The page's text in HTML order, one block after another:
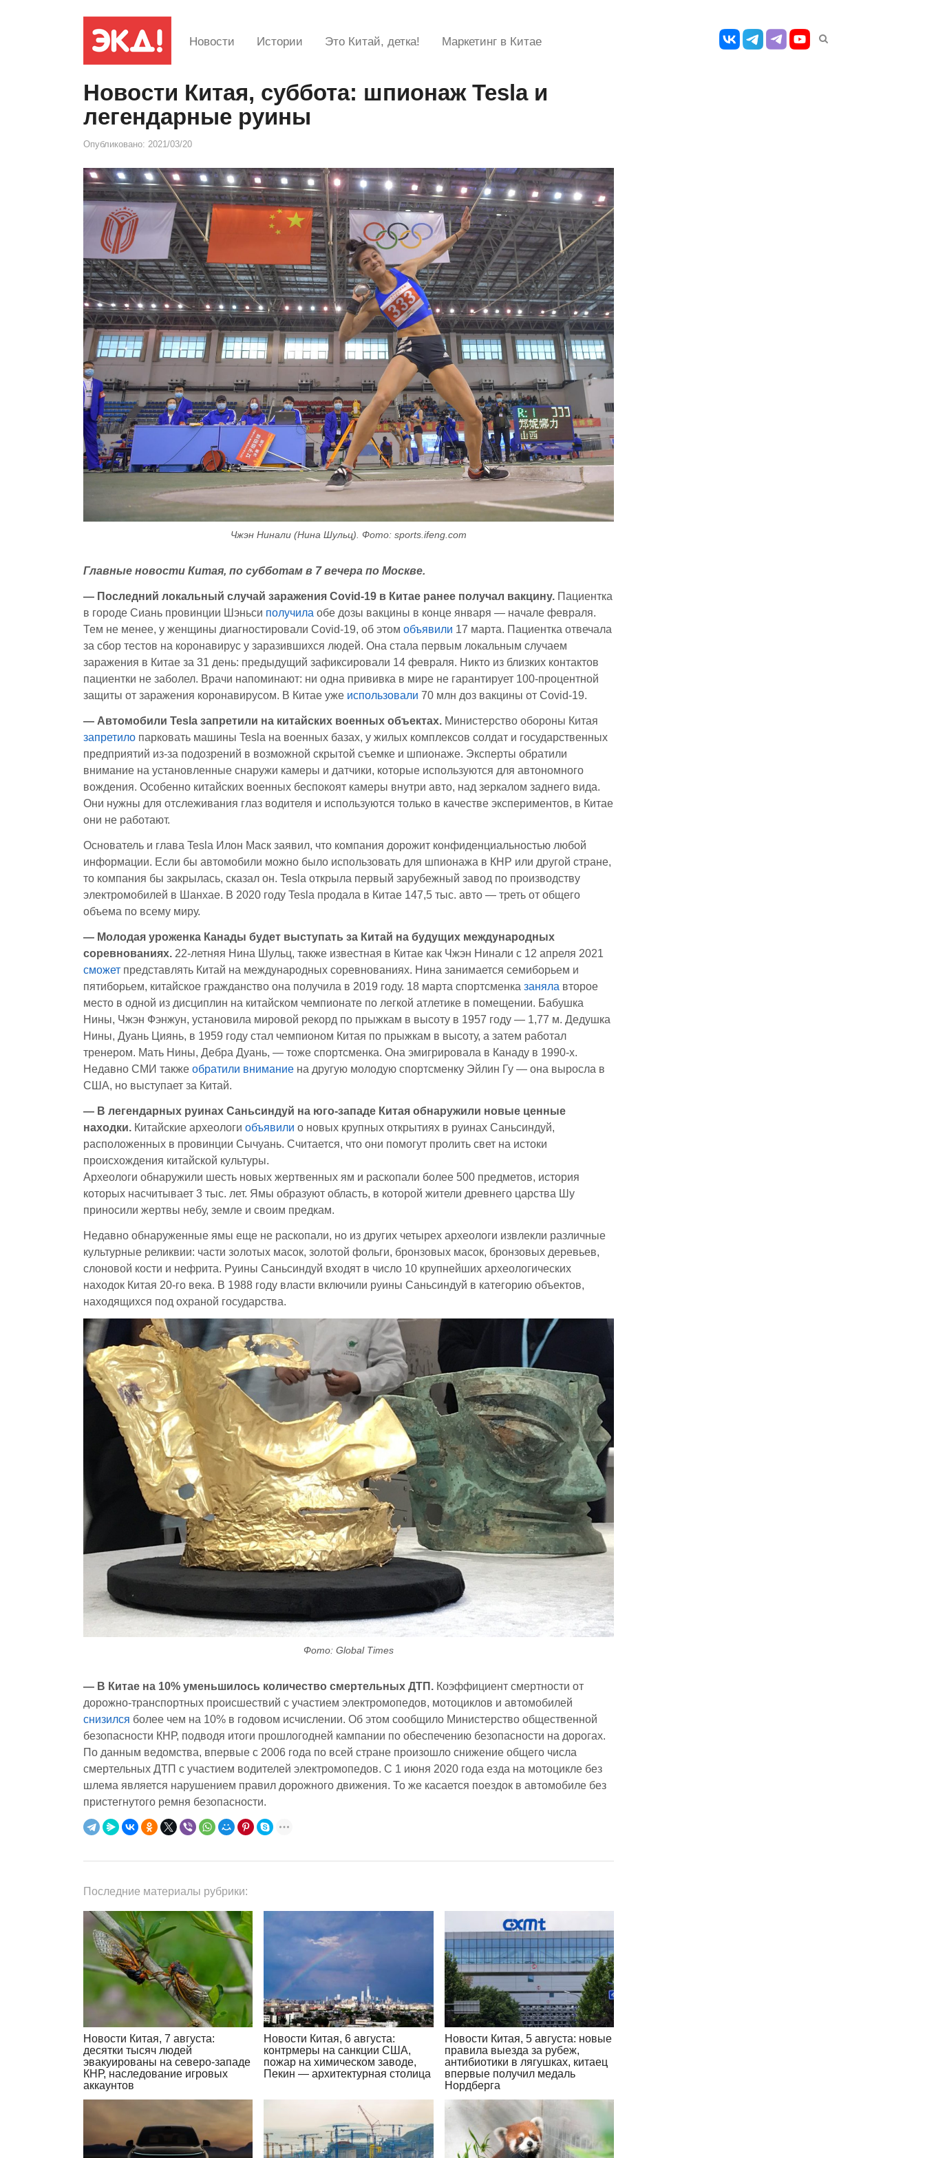
Новости Истории Это Китай, детка! Маркетинг в Китае
Новости Китая, суббота: шпионаж Tesla и
легендарные руины
Опубликовано: 2021/03/20
Чжэн Нинали (Нина Шульц). Фото: sports.ifeng.com
Главные новости Китая, по субботам в 7 вечера по Москве.
— Последний локальный случай заражения Covid-19 в Китае ранее получал вакцину. Пациентка
в городе Сиань провинции Шэньси получила обе дозы вакцины в конце января — начале февраля.
Тем не менее, у женщины диагностировали Covid-19, об этом объявили 17 марта. Пациентка отвечала
за сбор тестов на коронавирус у заразившихся людей. Она стала первым локальным случаем
заражения в Китае за 31 день: предыдущий зафиксировали 14 февраля. Никто из близких контактов
пациентки не заболел. Врачи напоминают: ни одна прививка в мире не гарантирует 100-процентной
защиты от заражения коронавирусом. В Китае уже использовали 70 млн доз вакцины от Covid-19.
— Автомобили Tesla запретили на китайских военных объектах. Министерство обороны Китая
запретило парковать машины Tesla на военных базах, у жилых комплексов солдат и государственных
предприятий из-за подозрений в возможной скрытой съемке и шпионаже. Эксперты обратили
внимание на установленные снаружи камеры и датчики, которые используются для автономного
вождения. Особенно китайских военных беспокоят камеры внутри авто, над зеркалом заднего вида.
Они нужны для отслеживания глаз водителя и используются только в качестве экспериментов, в Китае
они не работают.
Основатель и глава Tesla Илон Маск заявил, что компания дорожит конфиденциальностью любой
информации. Если бы автомобили можно было использовать для шпионажа в КНР или другой стране,
то компания бы закрылась, сказал он. Tesla открыла первый зарубежный завод по производству
электромобилей в Шанхае. В 2020 году Tesla продала в Китае 147,5 тыс. авто — треть от общего
объема по всему миру.
— Молодая уроженка Канады будет выступать за Китай на будущих международных
соревнованиях. 22-летняя Нина Шульц, также известная в Китае как Чжэн Нинали с 12 апреля 2021
сможет представлять Китай на международных соревнованиях. Нина занимается семиборьем и
пятиборьем, китайское гражданство она получила в 2019 году. 18 марта спортсменка заняла второе
место в одной из дисциплин на китайском чемпионате по легкой атлетике в помещении. Бабушка
Нины, Чжэн Фэнжун, установила мировой рекорд по прыжкам в высоту в 1957 году — 1,77 м. Дедушка
Нины, Дуань Циянь, в 1959 году стал чемпионом Китая по прыжкам в высоту, а затем работал
тренером. Мать Нины, Дебра Дуань, — тоже спортсменка. Она эмигрировала в Канаду в 1990-х.
Недавно СМИ также обратили внимание на другую молодую спортсменку Эйлин Гу — она выросла в
США, но выступает за Китай.
— В легендарных руинах Саньсиндуй на юго-западе Китая обнаружили новые ценные
находки. Китайские археологи объявили о новых крупных открытиях в руинах Саньсиндуй,
расположенных в провинции Сычуань. Считается, что они помогут пролить свет на истоки
происхождения китайской культуры.
Археологи обнаружили шесть новых жертвенных ям и раскопали более 500 предметов, история
которых насчитывает 3 тыс. лет. Ямы образуют область, в которой жители древнего царства Шу
приносили жертвы небу, земле и своим предкам.
Недавно обнаруженные ямы еще не раскопали, но из других четырех археологи извлекли различные
культурные реликвии: части золотых масок, золотой фольги, бронзовых масок, бронзовых деревьев,
слоновой кости и нефрита. Руины Саньсиндуй входят в число 10 крупнейших археологических
находок Китая 20-го века. В 1988 году власти включили руины Саньсиндуй в категорию объектов,
находящихся под охраной государства.
Фото: Global Times
— В Китае на 10% уменьшилось количество смертельных ДТП. Коэффициент смертности от
дорожно-транспортных происшествий с участием электромопедов, мотоциклов и автомобилей
снизился более чем на 10% в годовом исчислении. Об этом сообщило Министерство общественной
безопасности КНР, подводя итоги прошлогодней кампании по обеспечению безопасности на дорогах.
По данным ведомства, впервые с 2006 года по всей стране произошло снижение общего числа
смертельных ДТП с участием водителей электромопедов. С 1 июня 2020 года езда на мотоцикле без
шлема является нарушением правил дорожного движения. То же касается поездок в автомобиле без
пристегнутого ремня безопасности.
Последние материалы рубрики:
Новости Китая, 7 августа:
десятки тысяч людей
эвакуированы на северо-западе
КНР, наследование игровых
аккаунтов
Новости Китая, 6 августа:
контрмеры на санкции США,
пожар на химическом заводе,
Пекин — архитектурная столица
Новости Китая, 5 августа: новые
правила выезда за рубеж,
антибиотики в лягушках, китаец
впервые получил медаль
Нордберга